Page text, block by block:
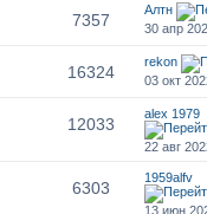
7357
Алтн
30 апр
16324
rekon
03 окт
12033
alex 1979
22 авг
6303
1959alfv
13 июн